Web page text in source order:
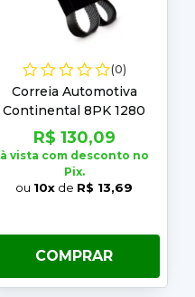
(0)
Correia Automotiva
Continental 8PK 1280
R$ 130,09
à vista com desconto no
Pix.
ou 10x de R$ 13,69
COMPRAR